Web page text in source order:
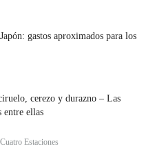
gastos aproximados para los
cerezo y durazno – Las
entre ellas
Estaciones